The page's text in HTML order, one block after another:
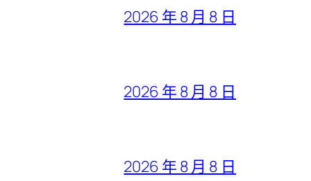
2026 年 8 月 8 日
2026 年 8 月 8 日
2026 年 8 月 8 日